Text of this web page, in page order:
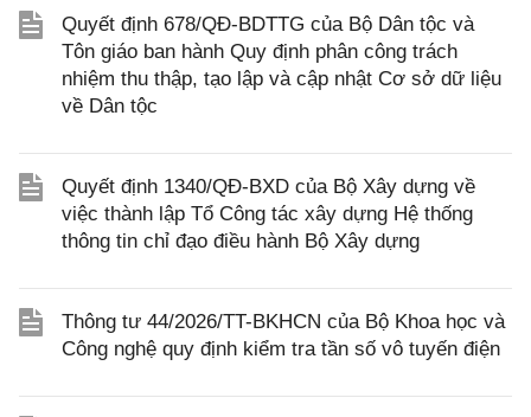
Quyết định 678/QĐ-BDTTG của Bộ Dân tộc và
Tôn giáo ban hành Quy định phân công trách
nhiệm thu thập, tạo lập và cập nhật Cơ sở dữ liệu
về Dân tộc
Quyết định 1340/QĐ-BXD của Bộ Xây dựng về
việc thành lập Tổ Công tác xây dựng Hệ thống
thông tin chỉ đạo điều hành Bộ Xây dựng
Thông tư 44/2026/TT-BKHCN của Bộ Khoa học và
Công nghệ quy định kiểm tra tần số vô tuyến điện